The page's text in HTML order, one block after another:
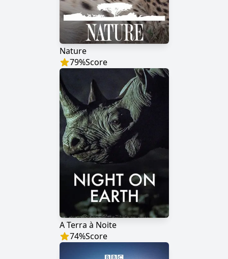
Nature
79%Score
A Terra à Noite
74%Score